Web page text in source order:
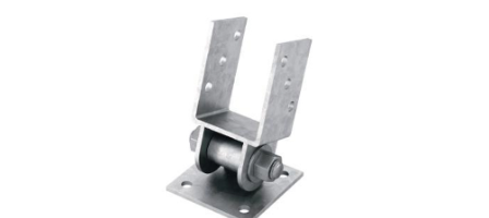
Portapilastro TYP S40
ROTHOBLAAS